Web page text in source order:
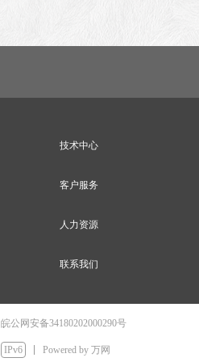
技术中心
客户服务
人力资源
联系我们
皖公网安备34180202000290号
IPv6 Powered by 万网